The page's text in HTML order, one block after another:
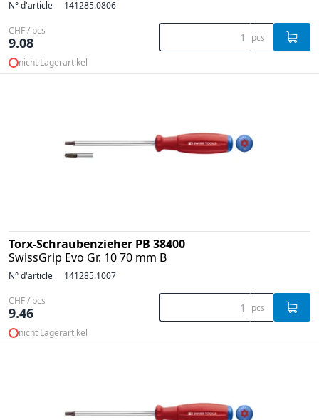
N° d'article 141285.0806
CHF / pcs
9.08 pcs
nicht Lagerartikel
Torx-Schraubenzieher PB 38400
SwissGrip Evo Gr. 10 70 mm B
N° d'article 141285.1007
CHF / pcs
9.46 pcs
nicht Lagerartikel